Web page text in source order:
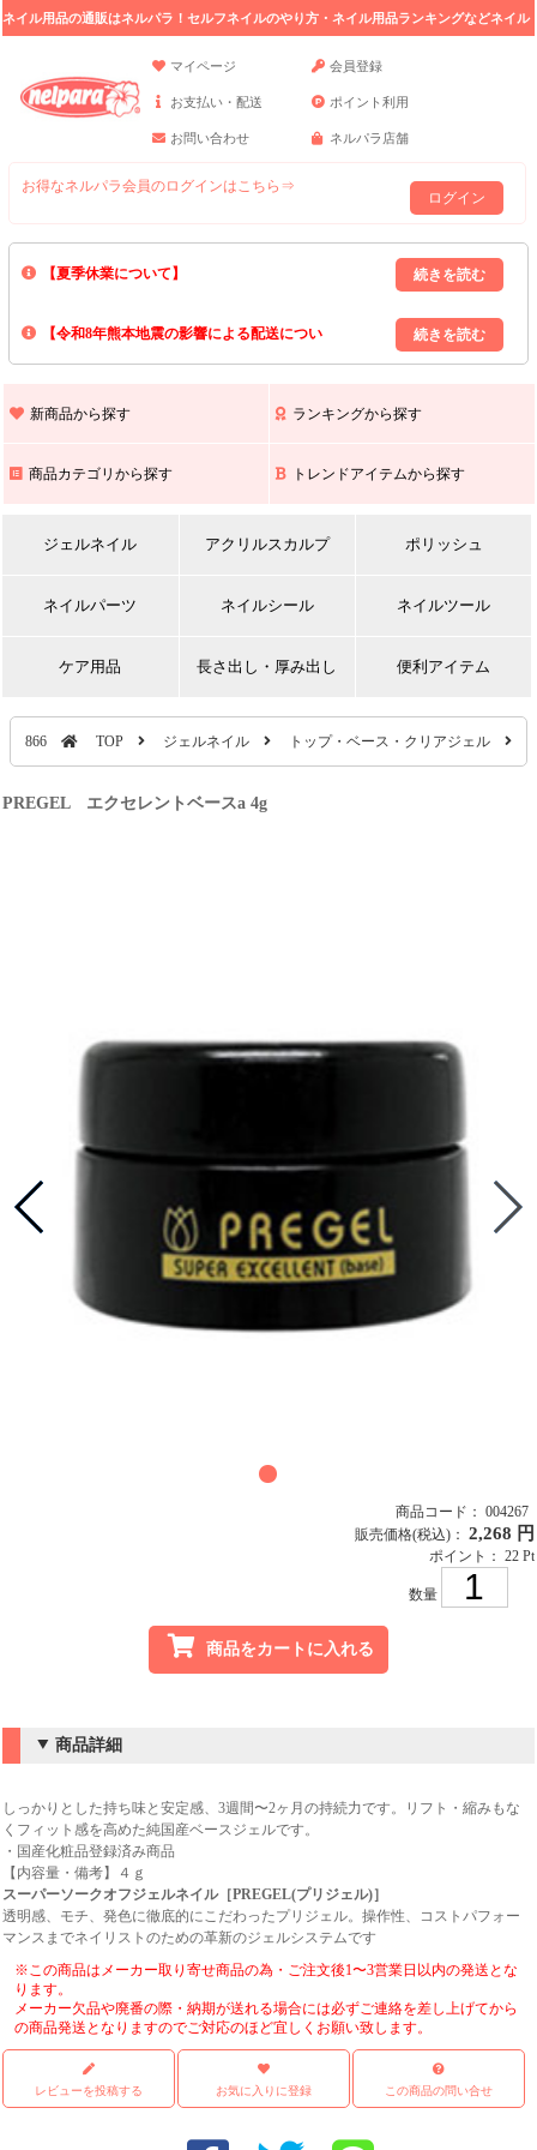
ネイル用品の通販はネルパラ！セルフネイルのやり方・ネイル用品ランキングなどネイル
マイページ
会員登録
お支払い・配送 ポイント利用
お問い合わせ ネルパラ店舗
お得なネルパラ会員のログインはこちら⇒
ログイン
【夏季休業について】
8/13(木)～8/16(日)の間｢出荷業務・お問い合わせ業務｣はお休みいたしま
上記期間中のご注文・お問い合わせは8/17(月)以降の対応となりますので
【令和8年熊本地震の影響による配送につい
また､ 九州全域でお荷物のお届けに遅延が生じております｡
新商品から探す ランキングから探す
商品カテゴリから探す トレンドアイテムから探す
ジェルネイル アクリルスカルプ ポリッシュ
ネイルパーツ ネイルシール ネイルツール
ケア用品 長さ出し・厚み出し 便利アイテム
866 TOP ジェルネイル トップ・ベース・クリアジェル
PREGEL エクセレントベースa 4g
商品コード： 004267
販売価格(税込)： 2,268 円
ポイント： 22 Pt
数量
商品をカートに入れる
商品詳細
しっかりとした持ち味と安定感、3週間〜2ヶ月の持続力です。リフト・縮みもな
くフィット感を高めた純国産ベースジェルです。
・国産化粧品登録済み商品
【内容量・備考】４ｇ
スーパーソークオフジェルネイル［PREGEL(プリジェル)］
透明感、モチ、発色に徹底的にこだわったプリジェル。操作性、コストパフォー
マンスまでネイリストのための革新のジェルシステムです
※この商品はメーカー取り寄せ商品の為・ご注文後1〜3営業日以内の発送とな
ります。
メーカー欠品や廃番の際・納期が送れる場合には必ずご連絡を差し上げてから
の商品発送となりますのでご対応のほど宜しくお願い致します。
レビューを投稿する お気に入りに登録 この商品の問い合せ